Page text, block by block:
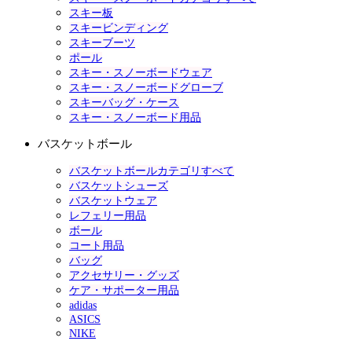
スキー板
スキービンディング
スキーブーツ
ポール
スキー・スノーボードウェア
スキー・スノーボードグローブ
スキーバッグ・ケース
スキー・スノーボード用品
バスケットボール
バスケットボールカテゴリすべて
バスケットシューズ
バスケットウェア
レフェリー用品
ボール
コート用品
バッグ
アクセサリー・グッズ
ケア・サポーター用品
adidas
ASICS
NIKE